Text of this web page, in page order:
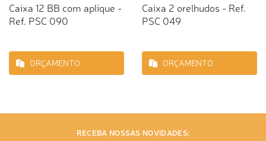
Caixa 12 BB com aplique -
Ref. PSC 090
ORÇAMENTO
Caixa 2 orelhudos - Ref.
PSC 049
ORÇAMENTO
RECEBA NOSSAS NOVIDADES: